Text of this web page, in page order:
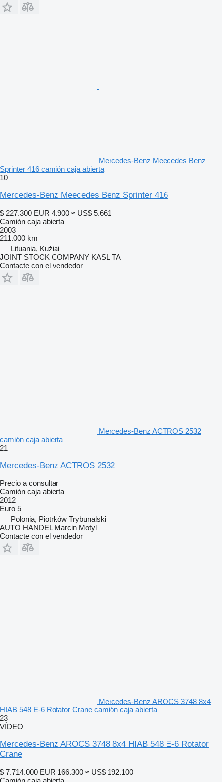
Mercedes-Benz Meecedes Benz
Sprinter 416 camión caja abierta
10
Mercedes-Benz Meecedes Benz Sprinter 416
$ 227.300 EUR 4.900 ≈ US$ 5.661
Camión caja abierta
2003
211.000 km
Lituania, Kužiai
JOINT STOCK COMPANY KASLITA
Contacte con el vendedor
Mercedes-Benz ACTROS 2532
camión caja abierta
21
Mercedes-Benz ACTROS 2532
Precio a consultar
Camión caja abierta
2012
Euro 5
Polonia, Piotrków Trybunalski
AUTO HANDEL Marcin Motyl
Contacte con el vendedor
Mercedes-Benz AROCS 3748 8x4
HIAB 548 E-6 Rotator Crane camión caja abierta
23
VÍDEO
Mercedes-Benz AROCS 3748 8x4 HIAB 548 E-6 Rotator
Crane
$ 7.714.000 EUR 166.300 ≈ US$ 192.100
Camión caja abierta